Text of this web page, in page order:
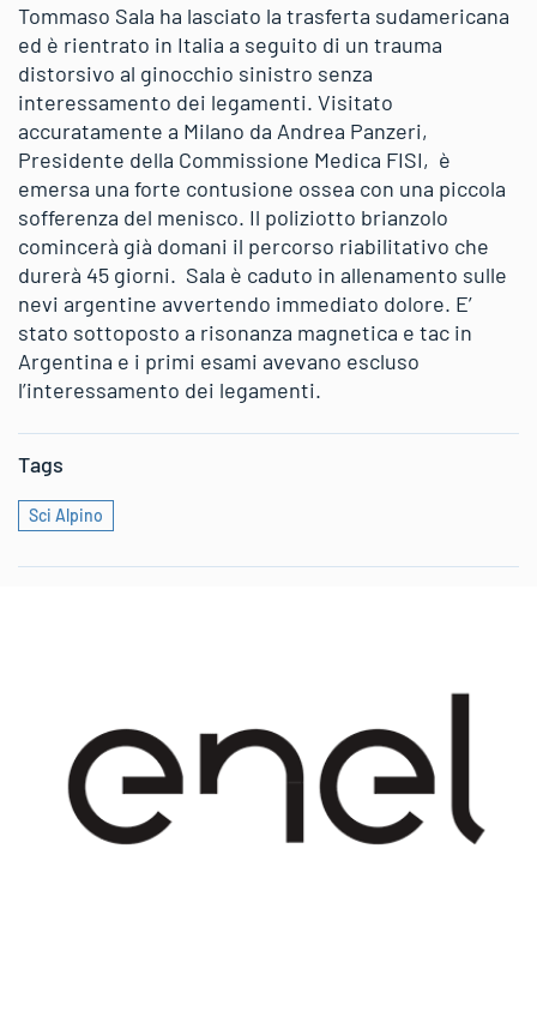
Tommaso Sala ha lasciato la trasferta sudamericana
ed è rientrato in Italia a seguito di un trauma
distorsivo al ginocchio sinistro senza
interessamento dei legamenti. Visitato
accuratamente a Milano da Andrea Panzeri,
Presidente della Commissione Medica FISI, è
emersa una forte contusione ossea con una piccola
sofferenza del menisco. Il poliziotto brianzolo
comincerà già domani il percorso riabilitativo che
durerà 45 giorni. Sala è caduto in allenamento sulle
nevi argentine avvertendo immediato dolore. E’
stato sottoposto a risonanza magnetica e tac in
Argentina e i primi esami avevano escluso
l’interessamento dei legamenti.
Tags
Sci Alpino